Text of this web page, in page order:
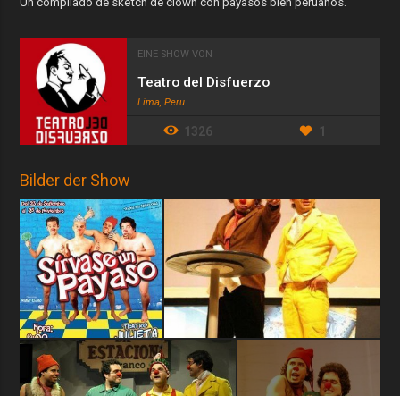
EINE SHOW VON
Teatro del Disfuerzo
Lima, Peru
1326 1
Bilder der Show